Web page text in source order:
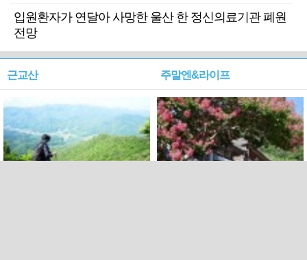
입원환자가 연달아 사망한 울산 한 정신의료기관 폐원
전망
근교산 주말엔&라이프